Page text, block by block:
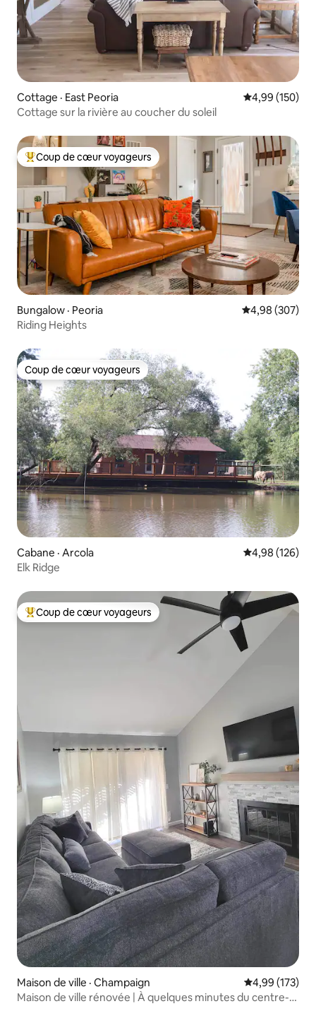
Cottage · East Peoria Note
4,99 (150)
Cottage sur la rivière au coucher du soleil
Coup de cœur voyageurs parmi les plus aimés
Coup de cœur voyageurs
Bungalow · Peoria Note
4,98 (307)
Riding Heights
Coup de cœur voyageurs
Coup de cœur voyageurs
Cabane · Arcola Note
4,98 (126)
Elk Ridge
Coup de cœur voyageurs parmi les plus aimés
Coup de cœur voyageurs
Maison de ville · Champaign Note
4,99 (173)
Maison de ville rénovée | À quelques minutes du centre-